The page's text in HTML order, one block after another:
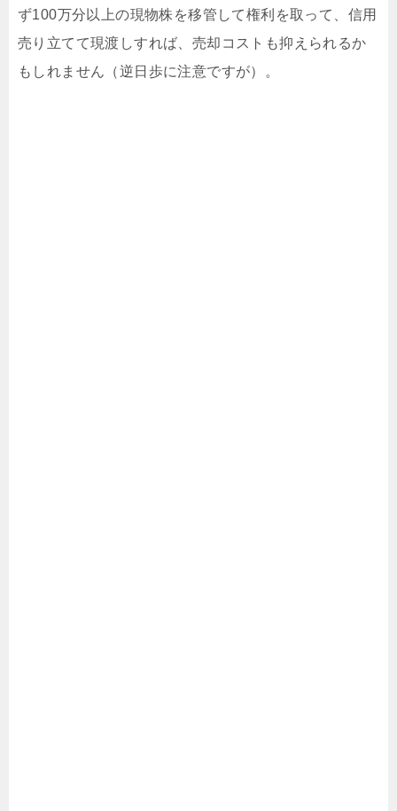
ず100万分以上の現物株を移管して権利を取って、信用
売り立てて現渡しすれば、売却コストも抑えられるか
もしれません（逆日歩に注意ですが）。